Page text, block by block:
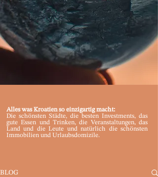
Alles was Kroatien so einzigartig macht:
Die schönsten Städte, die besten Investments, das
gute Essen und Trinken, die Veranstaltungen, das
Land und die Leute und natürlich die schönsten
Immobilien und Urlaubsdomizile.
BLOG